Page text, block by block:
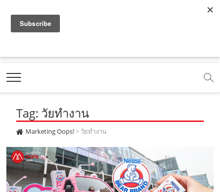
a
e
b
o
o
k
.
c
o
o
t
b
e
.
c
o
m
.
o
e
m
e
t
g
r
a
m
.
c
t
k
c
o
m
Marketing Oops!
DIGITAL | CREATIVE | ADVERTISING | CAMPAIGN |
Tag: วัยทำงาน
Marketing Oops!> วัยทำงาน